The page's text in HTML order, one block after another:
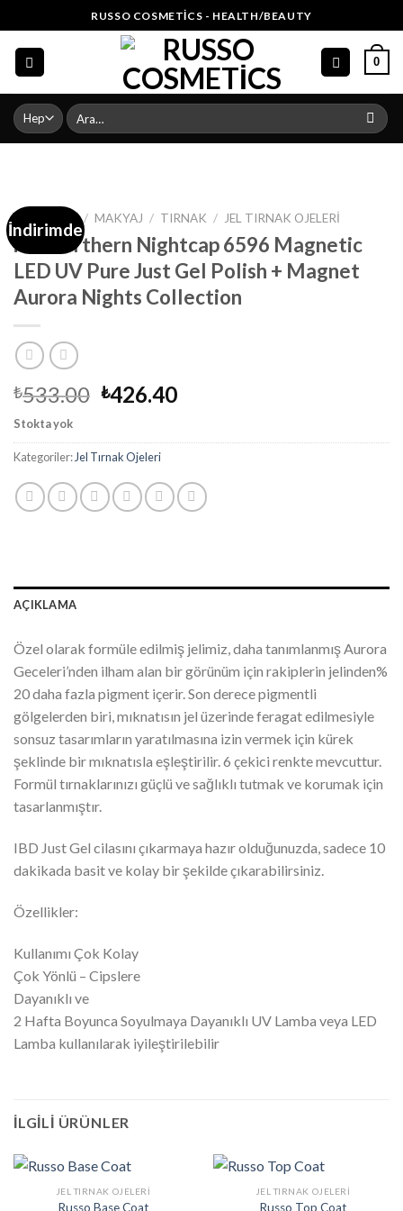
to
content
RUSSO COSMETICS - HEALTH/BEAUTY
0
Ara:
İndirimde
/ MAKYAJ / TIRNAK / JEL TIRNAK OJELERI
ibd Northern Nightcap 6596 Magnetic
LED UV Pure Just Gel Polish + Magnet
Aurora Nights Collection
₺533.00 Orijinal
₺533.00.
₺426.40Şu
fiyat:
Stokta yok
Kategoriler:Jel Tırnak Ojeleri
AÇIKLAMA
Özel olarak formüle edilmiş jelimiz, daha tanımlanmış Aurora
Geceleri’nden ilham alan bir görünüm için rakiplerin jelinden%
20 daha fazla pigment içerir. Son derece pigmentli
gölgelerden biri, mıknatısın jel üzerinde feragat edilmesiyle
sonsuz tasarımların yaratılmasına izin vermek için kürek
şeklinde bir mıknatısla eşleştirilir. 6 çekici renkte mevcuttur.
Formül tırnaklarınızı güçlü ve sağlıklı tutmak ve korumak için
tasarlanmıştır.
IBD Just Gel cilasını çıkarmaya hazır olduğunuzda, sadece 10
dakikada basit ve kolay bir şekilde çıkarabilirsiniz.
Özellikler:
Kullanımı Çok Kolay
Çok Yönlü – Cipslere
Dayanıklı ve
2 Hafta Boyunca Soyulmaya Dayanıklı UV Lamba veya LED
Lamba kullanılarak iyileştirilebilir
İLGILI ÜRÜNLER
JEL TIRNAK OJELERI
Russo Base Coat
JEL TIRNAK OJELERI
Russo Top Coat